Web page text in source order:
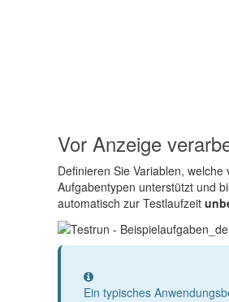
Vor Anzeige
Definieren Sie Variablen,
Aufgabentypen unterstützt und
automatisch zur Testlaufzeit
Information
Ein typisches